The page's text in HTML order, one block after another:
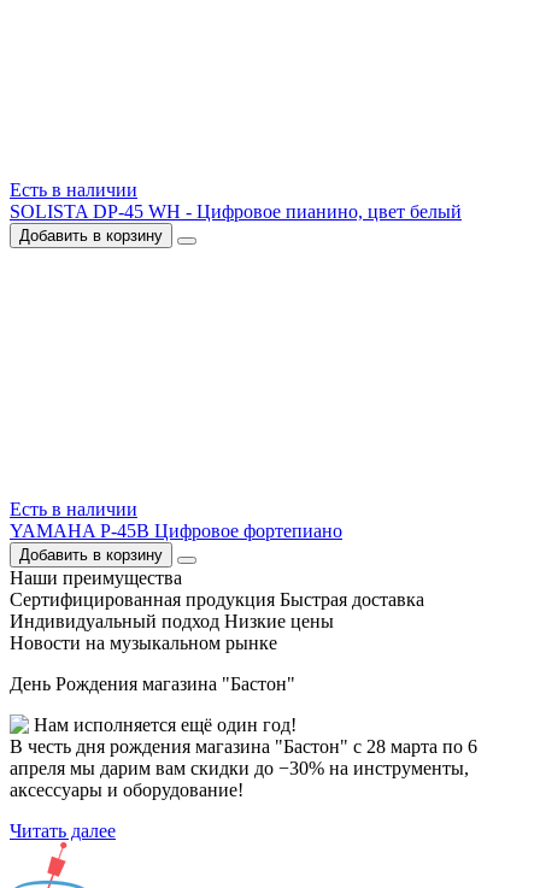
Есть в наличии
SOLISTA DP-45 WH - Цифровое пианино, цвет белый
Добавить в корзину
Есть в наличии
YAMAHA P-45B Цифровое фортепиано
Добавить в корзину
Наши преимущества
Сертифицированная продукция Быстрая доставка
Индивидуальный подход Низкие цены
Новости на музыкальном рынке
День Рождения магазина "Бастон"
Нам исполняется ещё один год!
В честь дня рождения магазина "Бастон" с 28 марта по 6
апреля мы дарим вам скидки до −30% на инструменты,
аксессуары и оборудование!
Читать далее